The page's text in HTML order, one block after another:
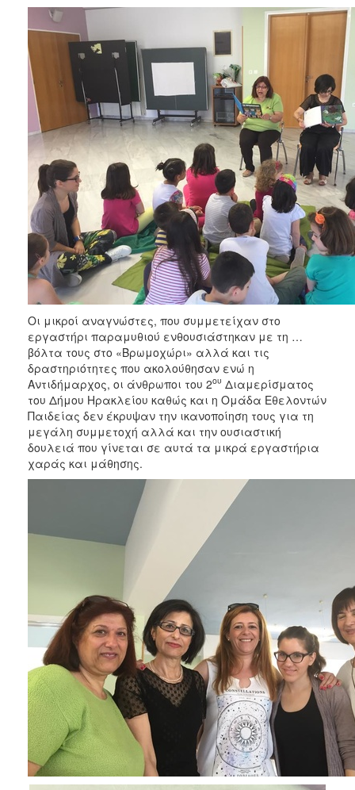
ΕΠΙΣΚΕΠΤΗΣ
ΗΡΑΚΛΕΙΟ
Οι μικροί αναγνώστες, που συμμετείχαν στο
εργαστήρι παραμυθιού ενθουσιάστηκαν με τη …
βόλτα τους στο «Βρωμοχώρι» αλλά και τις
δραστηριότητες που ακολούθησαν ενώ η
Αντιδήμαρχος, οι άνθρωποι του 2ου Διαμερίσματος
του Δήμου Ηρακλείου καθώς και η Ομάδα Εθελοντών
Παιδείας δεν έκρυψαν την ικανοποίηση τους για τη
μεγάλη συμμετοχή αλλά και την ουσιαστική
δουλειά που γίνεται σε αυτά τα μικρά εργαστήρια
χαράς και μάθησης.